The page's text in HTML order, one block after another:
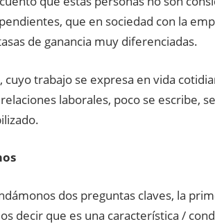
que en sociedad con la
de ganancia muy diferenciadas.
cuyo trabajo se expresa en vida
laborales, poco se escribe,
dos preguntas claves, la
decir que es una característica /